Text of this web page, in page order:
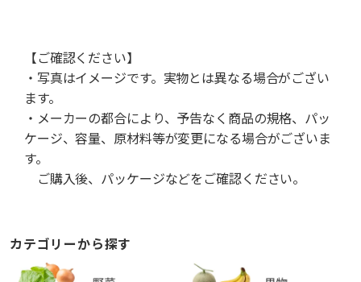
【ご確認ください】
・写真はイメージです。実物とは異なる場合がござい
ます。
・メーカーの都合により、予告なく商品の規格、パッ
ケージ、容量、原材料等が変更になる場合がございま
す。
ご購入後、パッケージなどをご確認ください。
カテゴリーから探す